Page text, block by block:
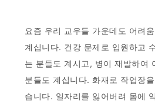
요즘 우리 교우들 가운데도 어려
계십니다. 건강 문제로 입원하고
는 분들도 계시고, 병이 재발하여
분들도 계십니다. 화재로 작업장
습니다. 일자리를 잃어버려 몸에